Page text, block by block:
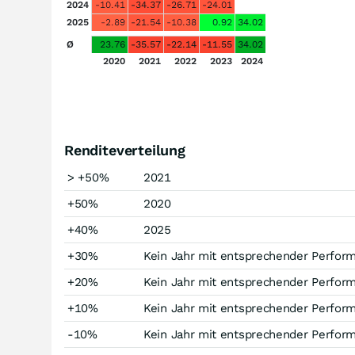
2024
-10.41 -34.37 -26.71 -24.01
2025
-2.89 -21.54 -10.38 0.92 34.02
Ø
23.76 -35.57 -22.14 -11.55 34.02
2020
2021 2022 2023 2024
Renditeverteilung
> +50%
2021
+50%
2020
+40%
2025
+30%
Kein Jahr mit entsprechender
+20%
Kein Jahr mit entsprechender
+10%
Kein Jahr mit entsprechender
-10%
Kein Jahr mit entsprechender